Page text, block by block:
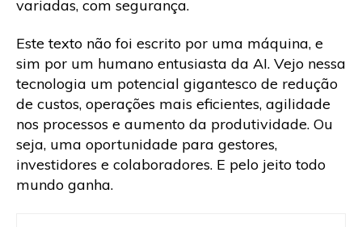
variadas, com segurança.
Este texto não foi escrito por uma máquina, e
sim por um humano entusiasta da AI. Vejo nessa
tecnologia um potencial gigantesco de redução
de custos, operações mais eficientes, agilidade
nos processos e aumento da produtividade. Ou
seja, uma oportunidade para gestores,
investidores e colaboradores. E pelo jeito todo
mundo ganha.